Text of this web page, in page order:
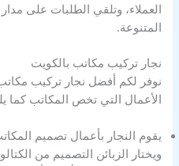
المتنوعة.
نجار تركيب مكاتب بالكويت
نوفر لكم أفضل نجار تركيب
الأعمال التي تخص المكاتب كما
يقوم النجار بأعمال تصميم
ويختار الزبائن التصميم من